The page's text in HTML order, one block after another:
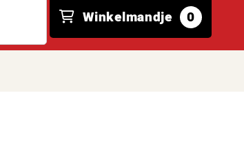
Winkelmandje 0